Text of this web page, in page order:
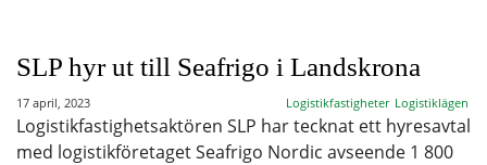
SLP hyr ut till Seafrigo i Landskrona
17 april, 2023 Logistikfastigheter Logistiklägen
Logistikfastighetsaktören SLP har tecknat ett hyresavtal
med logistikföretaget Seafrigo Nordic avseende 1 800